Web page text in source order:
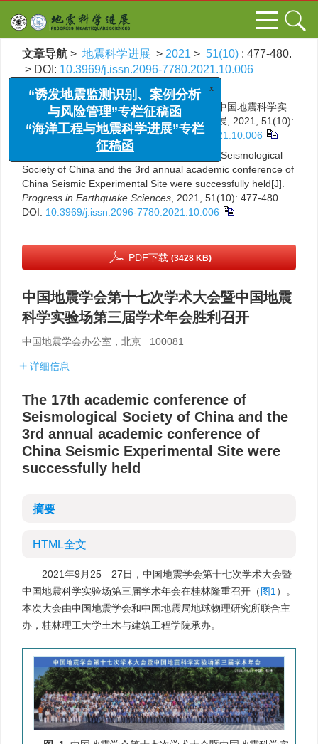
文章导航 > 地震科学进展 > 2021 > 51(10) : 477-480.
> DOI: 10.3969/j.issn.2096-7780.2021.10.006
引用本文:中国地震学会第十七次学术大会暨中国地震科学实
验场第三届学术年会胜利召开[J]. 地震科学进展, 2021, 51(10):
477-480.DOI:10.3969/j.issn.2096-7780.2021.10.006
The 17th academic conference of Seismological
Society of China and the 3rd annual academic conference of
China Seismic Experimental Site were successfully held[J].
Progress in Earthquake Sciences , 2021, 51(10): 477-480.
DOI: 10.3969/j.issn.2096-7780.2021.10.006
PDF下载 (3428 KB)
中国地震学会第十七次学术大会暨中国地震
科学实验场第三届学术年会胜利召开
中国地震学会办公室，北京 100081
详细信息
The 17th academic conference of
Seismological Society of China and the
3rd annual academic conference of
China Seismic Experimental Site were
successfully held
摘要
HTML全文
2021年9月25—27日，中国地震学会第十七次学术大会暨
中国地震科学实验场第三届学术年会在桂林隆重召开（图1 ）。
本次大会由中国地震学会和中国地震局地球物理研究所联合主
办，桂林理工大学土木与建筑工程学院承办。
“诱发地震监测识别、案例分析
与风险管理”专栏征稿函
“海洋工程与地震科学进展”专栏
征稿函